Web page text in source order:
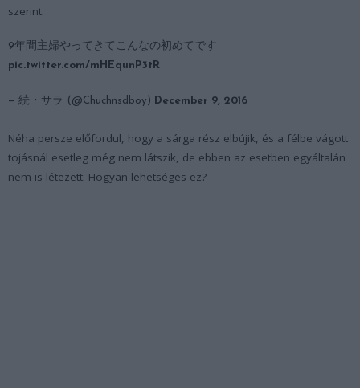
szerint.
9年間主婦やってきてこんなの初めてです
pic.twitter.com/mHEqunP3tR
— 続・サラ (@Chuchnsdboy) December 9, 2016
Néha persze előfordul, hogy a sárga rész elbújik, és a félbe vágott
tojásnál esetleg még nem látszik, de ebben az esetben egyáltalán
nem is létezett. Hogyan lehetséges ez?